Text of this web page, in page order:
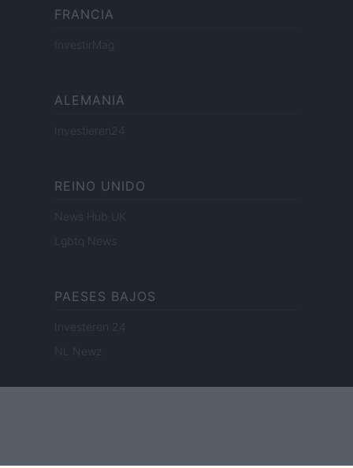
FRANCIA
InvestirMag
ALEMANIA
Investieren24
REINO UNIDO
News Hub UK
Lgbtq News
PAESES BAJOS
Investeren 24
NL Newz